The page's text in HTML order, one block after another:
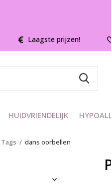
HUIDVRIENDELIJK
Laagste prijzen!
Tags dans oorbellen